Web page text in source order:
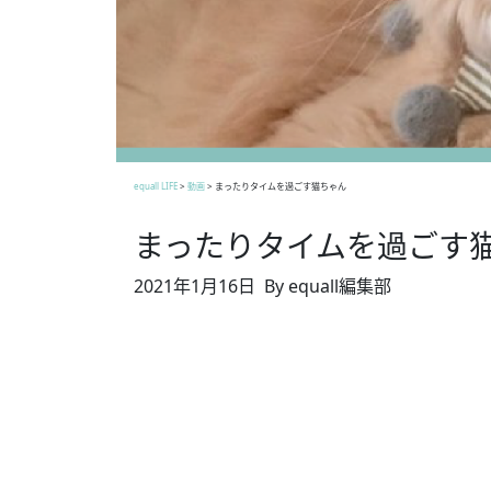
equall LIFE> 動画> まったりタイムを過ごす猫ちゃん
まったりタイムを過ごす
2021年1月16日 By equall編集部